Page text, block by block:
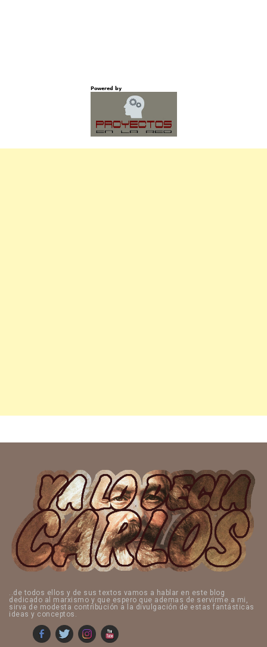
..de todos ellos y de sus textos vamos a hablar en este blog
dedicado al marxismo y que espero que ademas de servirme a mi,
sirva de modesta contribución a la divulgación de estas fantásticas
ideas y conceptos.